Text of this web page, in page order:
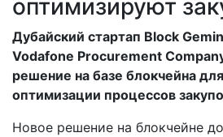
оптимизируют
02.12.2020
Дубайский стартап Block
Vodafone Procurement
решение на базе блокчейна
оптимизации процессов
Новое решение на блокчейне